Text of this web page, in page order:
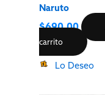
Naruto
$690.00
carrito
Lo Deseo